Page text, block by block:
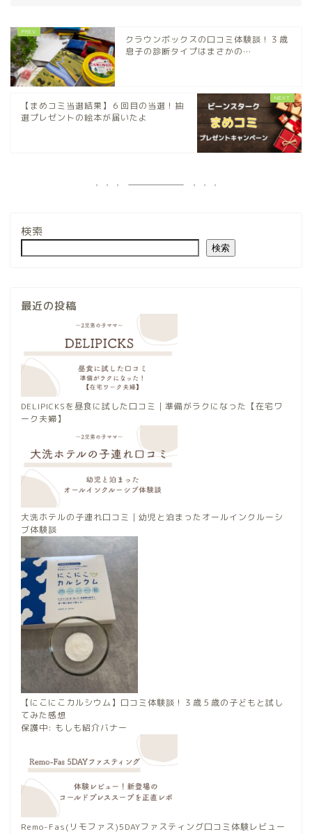
クラウンボックスの口コミ体験談！３歳
息子の診断タイプはまさかの…
【まめコミ当選結果】６回目の当選！抽
選プレゼントの絵本が届いたよ
検索
検索
最近の投稿
DELIPICKSを昼食に試した口コミ｜準備がラクになった【在宅ワ
ーク夫婦】
大洗ホテルの子連れ口コミ｜幼児と泊まったオールインクルーシ
ブ体験談
【にこにこカルシウム】口コミ体験談！３歳５歳の子どもと試し
てみた感想
保護中: もしも紹介バナー
Remo-Fas(リモファス)5DAYファスティング口コミ体験レビュー